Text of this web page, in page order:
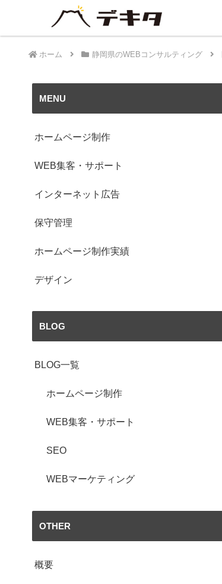
ホーム 静岡県のWEBコンサルティング
MENU
ホームページ制作
WEB集客・サポート
インターネット広告
保守管理
ホームページ制作実績
デザイン
BLOG
BLOG一覧
ホームページ制作
WEB集客・サポート
SEO
WEBマーケティング
OTHER
概要